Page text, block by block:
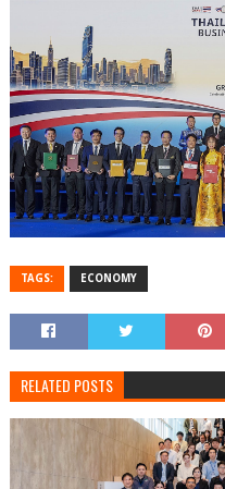
TAGS: ECONOMY
RELATED POSTS